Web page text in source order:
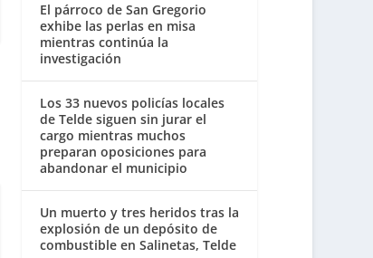
El párroco de San Gregorio
exhibe las perlas en misa
mientras continúa la
investigación
Los 33 nuevos policías locales
de Telde siguen sin jurar el
cargo mientras muchos
preparan oposiciones para
abandonar el municipio
Un muerto y tres heridos tras la
explosión de un depósito de
combustible en Salinetas, Telde